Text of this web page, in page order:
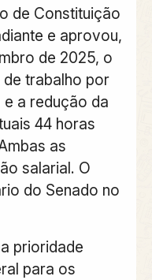
de Constituição
e aprovou,
de 2025, o
trabalho por
a redução da
44 horas
as
salarial. O
do Senado no
prioridade
para os